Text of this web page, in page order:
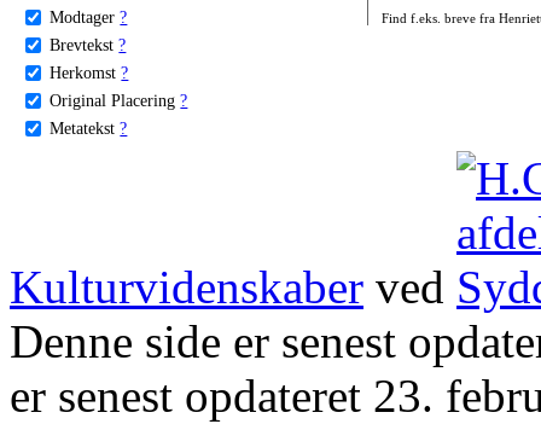
Modtager ?
Brevtekst ?
Herkomst ?
Original Placering ?
Metatekst ?
Find f.eks. breve fra
Kulturvidenskaber ved
Denne side er senest
er senest opdateret 23.